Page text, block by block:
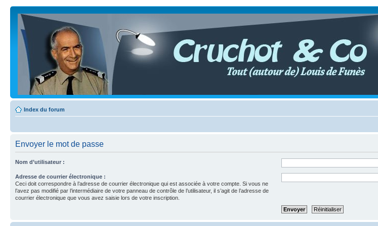
Index du forum
Envoyer le mot de passe
Nom d’utilisateur :
Adresse de courrier électronique :
Ceci doit correspondre à l’adresse de courrier électronique qui est associée à votre compte. Si vous ne
l’avez pas modifié par l’intermédiaire de votre panneau de contrôle de l’utilisateur, il s’agit de l’adresse de
courrier électronique que vous avez saisie lors de votre inscription.